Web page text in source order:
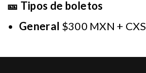
🎫 Tipos de boletos
General $300 MXN + CXS